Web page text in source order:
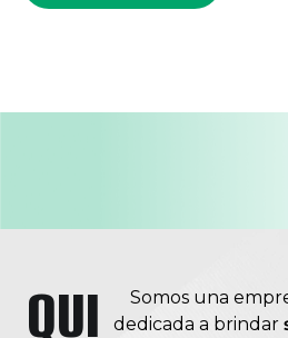
QUI
Somos una
dedicada a brindar